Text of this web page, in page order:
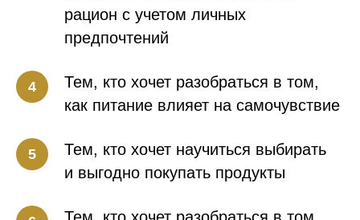
рацион с учетом личных
предпочтений
Тем, кто хочет разобраться в том,
как питание влияет на самочувствие
Тем, кто хочет научиться выбирать
и выгодно покупать продукты